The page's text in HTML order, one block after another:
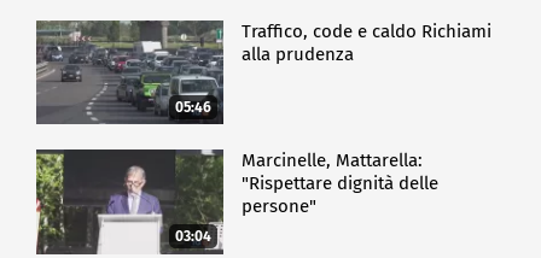
05:46
Traffico, code e caldo Richiami
alla prudenza
03:04
Marcinelle, Mattarella:
"Rispettare dignità delle
persone"